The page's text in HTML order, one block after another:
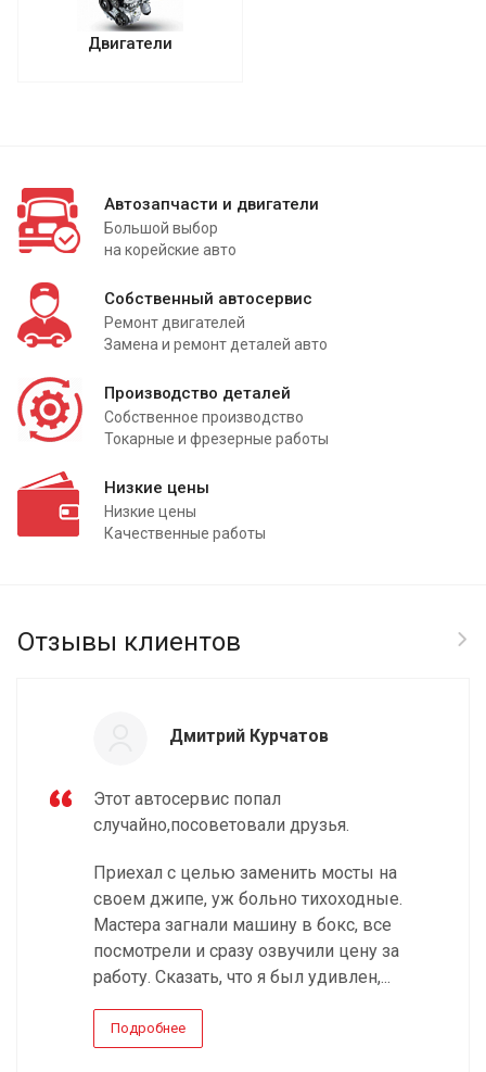
Двигатели
Автозапчасти и двигатели
Большой выбор
на корейские авто
Собственный автосервис
Ремонт двигателей
Замена и ремонт деталей авто
Производство деталей
Собственное производство
Токарные и фрезерные работы
Низкие цены
Низкие цены
Качественные работы
Отзывы клиентов
Дмитрий Курчатов
Этот автосервис попал
случайно,посоветовали друзья.
Приехал с целью заменить мосты на
своем джипе, уж больно тихоходные.
Мастера загнали машину в бокс, все
посмотрели и сразу озвучили цену за
работу. Сказать, что я был удивлен,...
Подробнее